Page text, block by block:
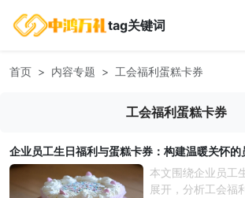
tag关键词
首页 内容专题 工会福利蛋糕卡券
工会福利蛋糕卡券
企业员工生日福利与蛋糕卡券：构建温暖关怀的
本文围绕企业员工
展开，分析工会福